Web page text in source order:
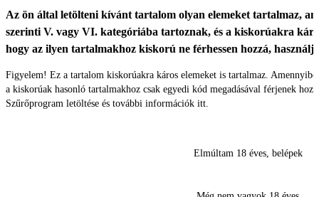
Az ön által letölteni kívánt tartalom olyan elemeket tartalmaz,
szerinti V. vagy VI. kategóriába tartoznak, és a kiskorúakra
hogy az ilyen tartalmakhoz kiskorú ne férhessen hozzá,
Figyelem! Ez a tartalom kiskorúakra káros elemeket is tartalmaz.
a kiskorúak hasonló tartalmakhoz csak egyedi kód megadásával férjenek
Szűrőprogram letöltése és további információk itt.
Elmúltam 18 éves, belépek